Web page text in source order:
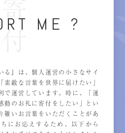
ME ?
る』は、個人運営の小さなサイ
素敵な言葉を世界に届けたい」
で運営しています。時に、「運
動のお礼に寄付をしたい」とい
難いお言葉をいただくことがあ
にお応えするため、以下から